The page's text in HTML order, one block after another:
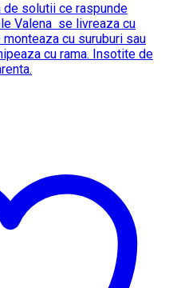
de solutii ce raspunde
Valena se livreaza cu
cu suruburi sau
cu rama. Insotite de